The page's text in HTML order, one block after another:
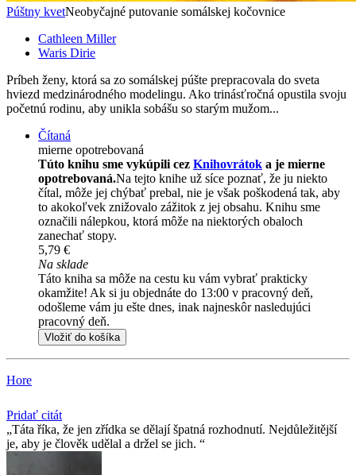
Púštny kvetNeobyčajné putovanie somálskej kočovnice
Cathleen Miller
Waris Dirie
Príbeh ženy, ktorá sa zo somálskej púšte prepracovala do sveta
hviezd medzinárodného modelingu. Ako trinásťročná opustila svoju
početnú rodinu, aby unikla sobášu so starým mužom...
Čítaná
mierne opotrebovaná
Túto knihu sme vykúpili cez Knihovrátok a je mierne
opotrebovaná.Na tejto knihe už síce poznať, že ju niekto
čítal, môže jej chýbať prebal, nie je však poškodená tak, aby
to akokoľvek znižovalo zážitok z jej obsahu. Knihu sme
označili nálepkou, ktorá môže na niektorých obaloch
zanechať stopy.
5,79 €
Na sklade
Táto kniha sa môže na cestu ku vám vybrať prakticky
okamžite! Ak si ju objednáte do 13:00 v pracovný deň,
odošleme vám ju ešte dnes, inak najneskôr nasledujúci
pracovný deň.
Vložiť do košíka
Hore
Pridať citát
Táta říka, že jen zřídka se dělají špatná rozhodnutí. Nejdůležitější
je, aby je člověk udělal a držel se jich.